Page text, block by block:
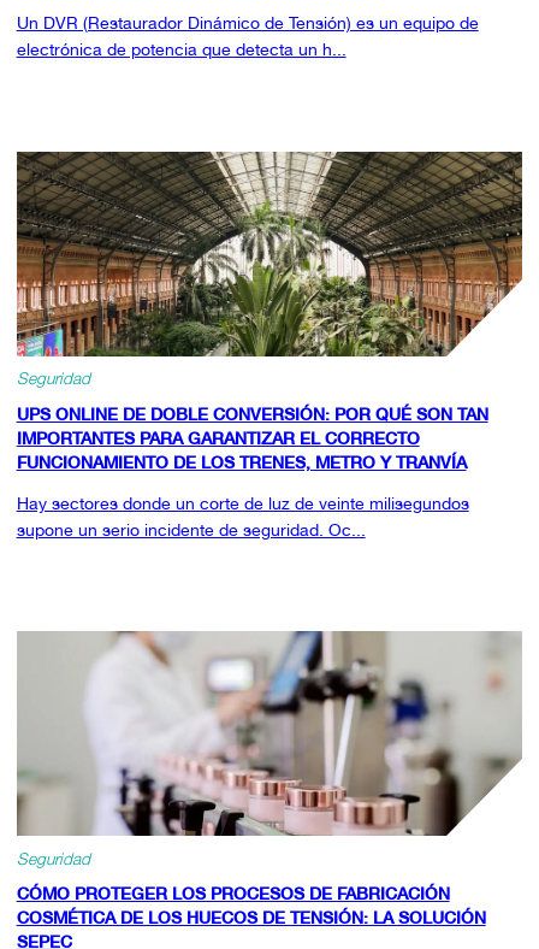
Un DVR (Restaurador Dinámico de Tensión) es un equipo de
electrónica de potencia que detecta un h...
Seguridad
UPS ONLINE DE DOBLE CONVERSIÓN: POR QUÉ SON TAN
IMPORTANTES PARA GARANTIZAR EL CORRECTO
FUNCIONAMIENTO DE LOS TRENES, METRO Y TRANVÍA
Hay sectores donde un corte de luz de veinte milisegundos
supone un serio incidente de seguridad. Oc...
Seguridad
CÓMO PROTEGER LOS PROCESOS DE FABRICACIÓN
COSMÉTICA DE LOS HUECOS DE TENSIÓN: LA SOLUCIÓN
SEPEC